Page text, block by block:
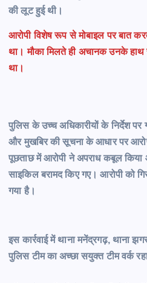
की लूट हुई थी।
आरोपी विशेष रूप से मोबाइल पर बात
था। मौका मिलते ही अचानक उनके हाथ
था।
पुलिस के उच्च अधिकारीयों के निर्देश
और मुखबिर की सूचना के आधार पर
पूछताछ में आरोपी ने अपराध कबूल किया
साइकिल बरामद किए गए। आरोपी को
गया है।
इस कार्रवाई में थाना मनेंद्रगढ़, थाना
पुलिस टीम का अच्छा सयुक्त टीम वर्क